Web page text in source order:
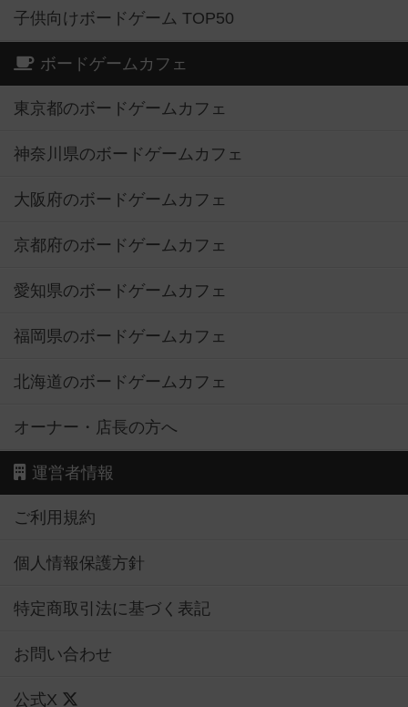
子供向けボードゲーム TOP50
ボードゲームカフェ
東京都のボードゲームカフェ
神奈川県のボードゲームカフェ
大阪府のボードゲームカフェ
京都府のボードゲームカフェ
愛知県のボードゲームカフェ
福岡県のボードゲームカフェ
北海道のボードゲームカフェ
オーナー・店長の方へ
運営者情報
ご利用規約
個人情報保護方針
特定商取引法に基づく表記
お問い合わせ
公式X